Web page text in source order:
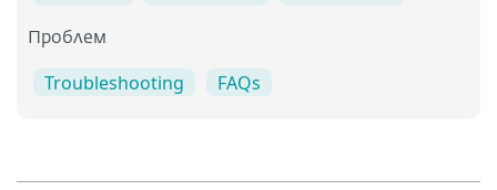
Проблем
Troubleshooting FAQs